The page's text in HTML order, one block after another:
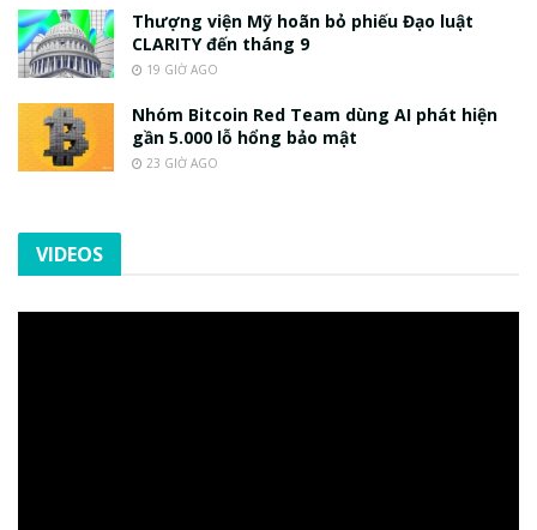
Thượng viện Mỹ hoãn bỏ phiếu Đạo luật
CLARITY đến tháng 9
19 GIỜ AGO
Nhóm Bitcoin Red Team dùng AI phát hiện
gần 5.000 lỗ hổng bảo mật
23 GIỜ AGO
VIDEOS